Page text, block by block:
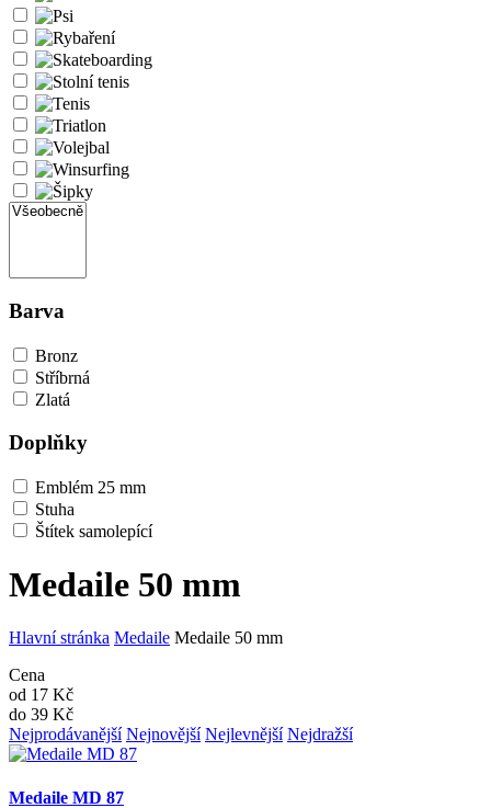
Barva
Bronz
Stříbrná
Zlatá
Doplňky
Emblém 25 mm
Stuha
Štítek samolepící
Medaile 50 mm
Hlavní stránka Medaile Medaile 50 mm
Cena
od 17 Kč
do 39 Kč
Nejprodávanější Nejnovější Nejlevnější Nejdražší
Medaile MD 87